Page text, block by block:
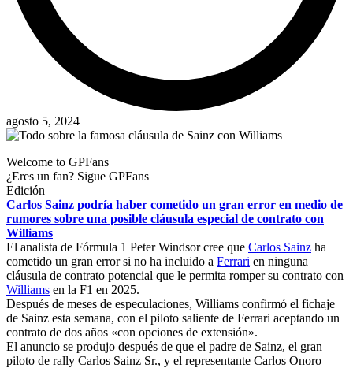
agosto 5, 2024
Welcome to GPFans
¿Eres un fan? Sigue GPFans
Edición
Carlos Sainz podría haber cometido un gran error en medio de
rumores sobre una posible cláusula especial de contrato con
Williams
El analista de Fórmula 1 Peter Windsor cree que Carlos Sainz ha
cometido un gran error si no ha incluido a Ferrari en ninguna
cláusula de contrato potencial que le permita romper su contrato con
Williams en la F1 en 2025.
Después de meses de especulaciones, Williams confirmó el fichaje
de Sainz esta semana, con el piloto saliente de Ferrari aceptando un
contrato de dos años «con opciones de extensión».
El anuncio se produjo después de que el padre de Sainz, el gran
piloto de rally Carlos Sainz Sr., y el representante Carlos Onoro